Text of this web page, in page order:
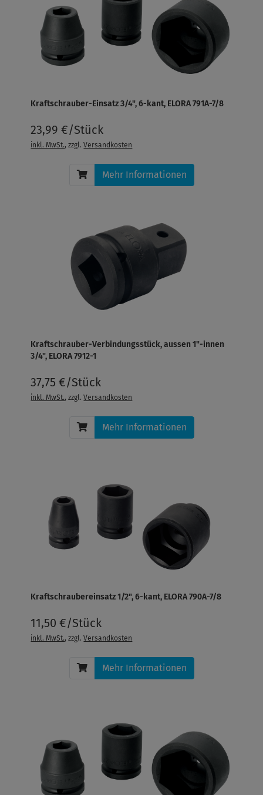
Kraftschrauber-Einsatz 3/4", 6-kant, ELORA 791A-7/8
23,99 €/Stück
inkl. MwSt., zzgl.Versandkosten
Mehr Informationen
Kraftschrauber-Verbindungsstück, aussen 1"-innen
3/4", ELORA 7912-1
37,75 €/Stück
inkl. MwSt., zzgl.Versandkosten
Mehr Informationen
Kraftschraubereinsatz 1/2", 6-kant, ELORA 790A-7/8
11,50 €/Stück
inkl. MwSt., zzgl.Versandkosten
Mehr Informationen